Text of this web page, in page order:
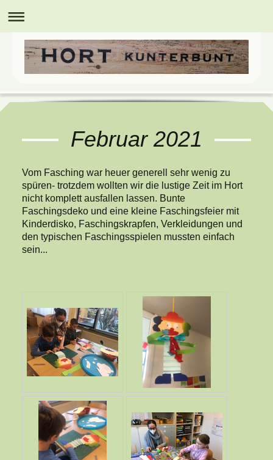
Februar 2021
Vom Fasching war heuer generell sehr wenig zu
spüren- trotzdem wollten wir die lustige Zeit im Hort
nicht komplett ausfallen lassen. Bunte
Faschingsdeko und eine kleine Faschingsfeier mit
Kinderdisko, Faschingskrapfen, Verkleidungen und
den typischen Faschingsspielen mussten einfach
sein...